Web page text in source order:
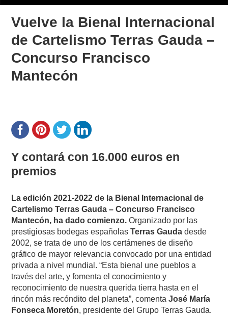
Vuelve la Bienal Internacional
de Cartelismo Terras Gauda –
Concurso Francisco
Mantecón
Y contará con 16.000 euros en
premios
La edición 2021-2022 de la Bienal Internacional de
Cartelismo Terras Gauda – Concurso Francisco
Mantecón, ha dado comienzo. Organizado por las
prestigiosas bodegas españolasTerras Gauda desde
2002, se trata de uno de los certámenes de diseño
gráfico de mayor relevancia convocado por una entidad
privada a nivel mundial. “Esta bienal une pueblos a
través del arte, y fomenta el conocimiento y
reconocimiento de nuestra querida tierra hasta en el
rincón más recóndito del planeta”, comentaJosé María
Fonseca Moretón, presidente del Grupo Terras Gauda.